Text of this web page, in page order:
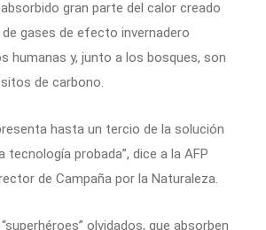
gran parte del calor creado
gases de efecto invernadero
humanas y, junto a los bosques, son
de carbono.
hasta un tercio de la solución
tecnología probada”, dice a la AFP
de Campaña por la Naturaleza.
olvidados, que absorben